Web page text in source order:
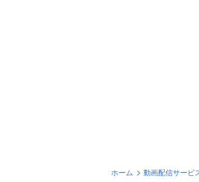
ホーム 動画配信サービ